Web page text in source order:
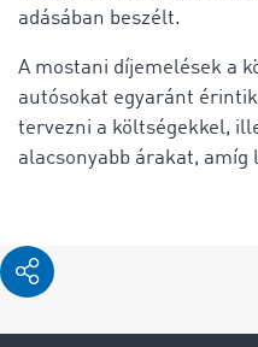
adásában beszélt.
A mostani díjemelések a
autósokat egyaránt
tervezni a költségekkel,
alacsonyabb árakat, amíg